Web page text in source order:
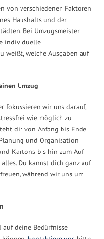
von verschiedenen Faktoren
Haushalts und der
Bei Umzugsmeister
individuelle
weißt, welche Ausgaben auf
Umzug
fokussieren wir uns darauf,
wie möglich zu
dir von Anfang bis Ende
und Organisation
Kartons bis hin zum Auf-
Du kannst dich ganz auf
während wir uns um
deine Bedürfnisse